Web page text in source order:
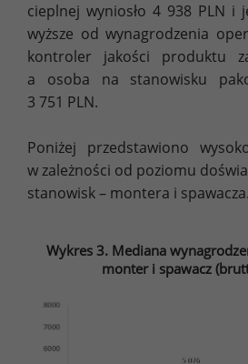
cieplnej wyniosło 4 938 PLN i
wyższe od wynagrodzenia
kontroler jakości produktu
a osoba na stanowisku
3 751 PLN.
Poniżej przedstawiono
w zależności od poziomu
stanowisk – montera i spawacza.
Wykres 3. Mediana
monter i spawacz